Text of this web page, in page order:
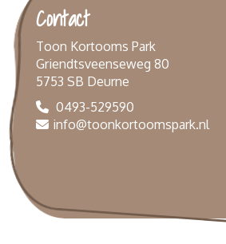
Contact
Toon Kortooms Park
Griendtsveenseweg 80
5753 SB Deurne
0493-529590
info@toonkortoomspark.nl